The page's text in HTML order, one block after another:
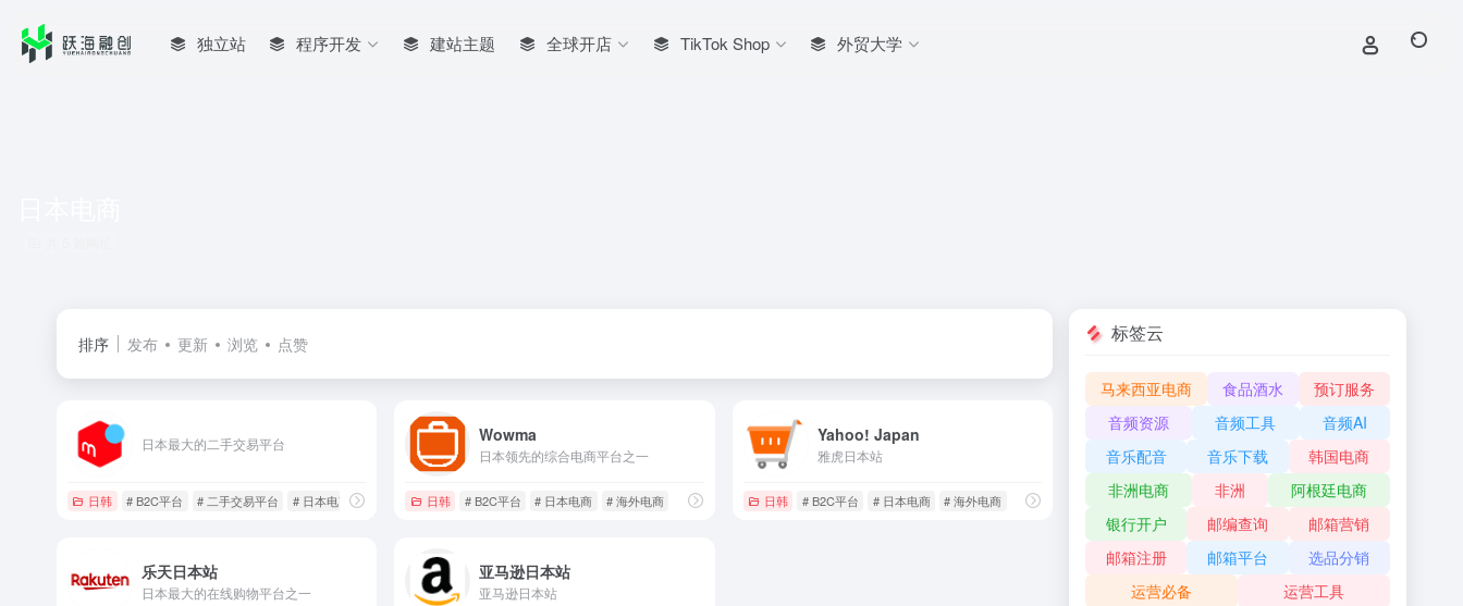
独立站 程序开发 建站主题 全球开店 TikTok Shop 外贸大学
排序 发布 更新 浏览 点赞
日本最大的二手交易平台
日韩 # B2C平台 # 二手交易平台 # 日本电商
Wowma
日本领先的综合电商平台之一
日韩 # B2C平台 # 日本电商 # 海外电商
Yahoo! Japan
雅虎日本站
日韩 # B2C平台 # 日本电商 # 海外电商
乐天日本站
日本最大的在线购物平台之一
亚马逊日本站
亚马逊日本站
标签云
马来西亚电商 食品酒水
预订服务
音频资源
音频工具
音频AI
音乐配音
音乐下载
韩国电商
非洲电商
非洲
阿根廷电商
银行开户
邮编查询
邮箱营销
邮箱注册
邮箱平台
选品分销
运营必备
运营工具